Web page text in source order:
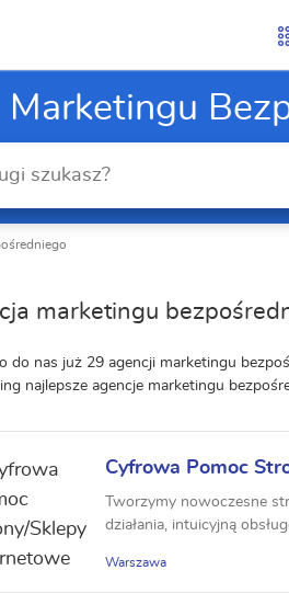
marketingu
do nas już 29 agencji marketingu
najlepsze agencje marketingu
Cyfrowa Pomoc
Tworzymy nowoczesne
działania, intuicyjną
Warszawa